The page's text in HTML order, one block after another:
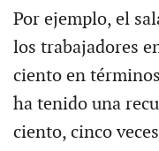
Por ejemplo, el
los trabajadores
ciento en
ha tenido una
ciento, cinco